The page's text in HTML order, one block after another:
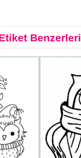
Benzerleri